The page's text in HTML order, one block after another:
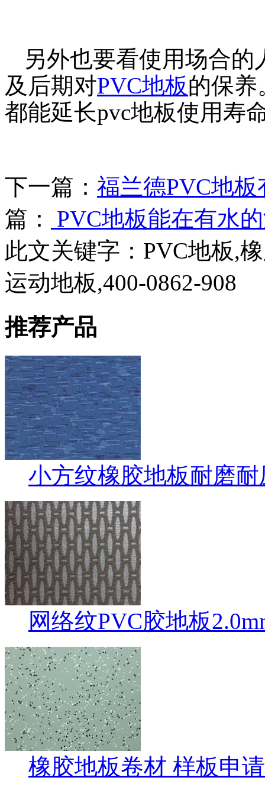
另外也要看使用场合
及后期对PVC地板的保养
都能延长pvc地板使用寿
下一篇： 福兰德PVC地
篇：
PVC地板能在有水
此文关键字： PVC地板,
运动地板,400-0862-908
推荐产品
小方纹橡胶地板耐磨
网络纹PVC胶地板
橡胶地板卷材 样板申请